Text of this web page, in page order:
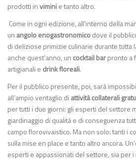
prodotti inviminie tanto altro.
Come in ogni edizione, all’interno della
un angolo enogastronomicodove il
di deliziose primizie culinarie durante tutta
anche quest’anno, un cocktail barpronto a
artigianali e drink floreali.
Per il pubblico presente, poi, sarà
all’ampio ventaglio di attività collaterali
per tutti i due giorni: gli esperti del settore
giardinaggio di qualità e di conseguenza
campo florovivaistico. Ma non solo: tanti i
sulla mise en place e tanto altro ancora.
esperti e appassionati del settore, sia per